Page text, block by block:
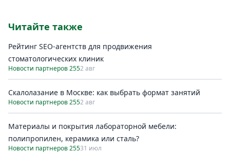
Читайте также
Рейтинг SEO-агентств для продвижения
стоматологических клиник
Новости партнеров 2552 авг
Скалолазание в Москве: как выбрать формат занятий
Новости партнеров 2552 авг
Материалы и покрытия лабораторной мебели:
полипропилен, керамика или сталь?
Новости партнеров 25531 июл